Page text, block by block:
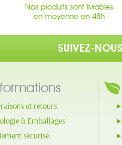
Nos produits sont livrables
en moyenne en 48h
SUIVEZ-
et retours
& Emballages
sécurisé